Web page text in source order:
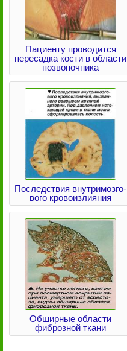
Пациенту проводится
пересадка кости в области
позвоночника
Последствия внутримозго-
вого кровоизлияния
Обширные области
фиброзной ткани